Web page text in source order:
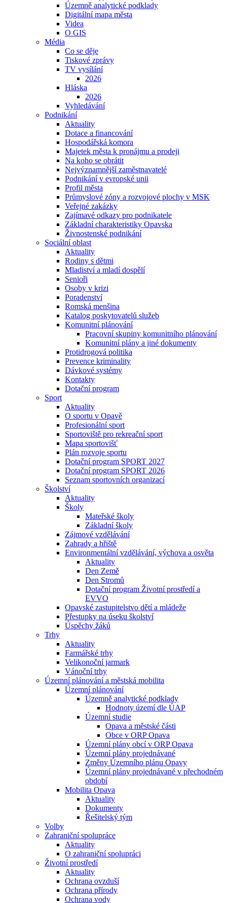
Územně analytické podklady
Digitální mapa města
Videa
O GIS
Média
Co se děje
Tiskové zprávy
TV vysílání
2026
Hláska
2026
Vyhledávání
Podnikání
Aktuality
Dotace a financování
Hospodářská komora
Majetek města k pronájmu a prodeji
Na koho se obrátit
Nejvýznamnější zaměstnavatelé
Podnikání v evropské unii
Profil města
Průmyslové zóny a rozvojové plochy v MSK
Veřejné zakázky
Zajímavé odkazy pro podnikatele
Základní charakteristiky Opavska
Živnostenské podnikání
Sociální oblast
Aktuality
Rodiny s dětmi
Mladiství a mladí dospělí
Senioři
Osoby v krizi
Poradenství
Romská menšina
Katalog poskytovatelů služeb
Komunitní plánování
Pracovní skupiny komunitního plánování
Komunitní plány a jiné dokumenty
Protidrogová politika
Prevence kriminality
Dávkové systémy
Kontakty
Dotační program
Sport
Aktuality
O sportu v Opavě
Profesionální sport
Sportoviště pro rekreační sport
Mapa sportovišť
Plán rozvoje sportu
Dotační program SPORT 2027
Dotační program SPORT 2026
Seznam sportovních organizací
Školství
Aktuality
Školy
Mateřské školy
Základní školy
Zájmové vzdělávání
Zahrady a hřiště
Environmentální vzdělávání, výchova a osvěta
Aktuality
Den Země
Den Stromů
Dotační program Životní prostředí a
EVVO
Opavské zastupitelstvo dětí a mládeže
Přestupky na úseku školství
Úspěchy žáků
Trhy
Aktuality
Farmářské trhy
Velikonoční jarmark
Vánoční trhy
Územní plánování a městská mobilita
Územní plánování
Územně analytické podklady
Hodnoty území dle ÚAP
Územní studie
Opava a městské části
Obce v ORP Opava
Územní plány obcí v ORP Opava
Územní plány projednávané
Změny Územního plánu Opavy
Územní plány projednávané v přechodném
období
Mobilita Opava
Aktuality
Dokumenty
Řešitelský tým
Volby
Zahraniční spolupráce
Aktuality
O zahraniční spolupráci
Životní prostředí
Aktuality
Ochrana ovzduší
Ochrana přírody
Ochrana vody